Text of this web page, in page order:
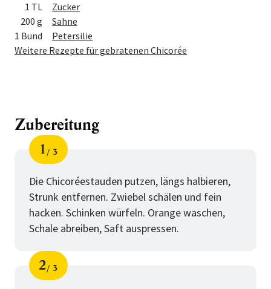
1 TL
Zucker
200 g
Sahne
1 Bund
Petersilie
Weitere Rezepte für gebratenen Chicorée
Zubereitung
Schritt
1
von
3
Die Chicoréestauden putzen, längs halbieren,
Strunk entfernen. Zwiebel schälen und fein
hacken. Schinken würfeln. Orange waschen,
Schale abreiben, Saft auspressen.
Schritt
2
von
3